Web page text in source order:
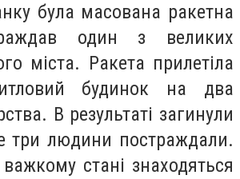
була масована ракетна
один з великих
міста. Ракета прилетіла
будинок на два
В результаті загинули
три людини постраждали.
стані знаходяться